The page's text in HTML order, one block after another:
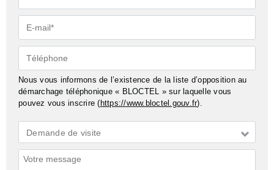
E-
mail*
Téléphone
Nous vous informons de l’existence de la liste d’opposition au
démarchage téléphonique « BLOCTEL » sur laquelle vous
pouvez vous inscrire ( https://www.bloctel.gouv.fr).
Demande
*
Demande de visite
Commentaires